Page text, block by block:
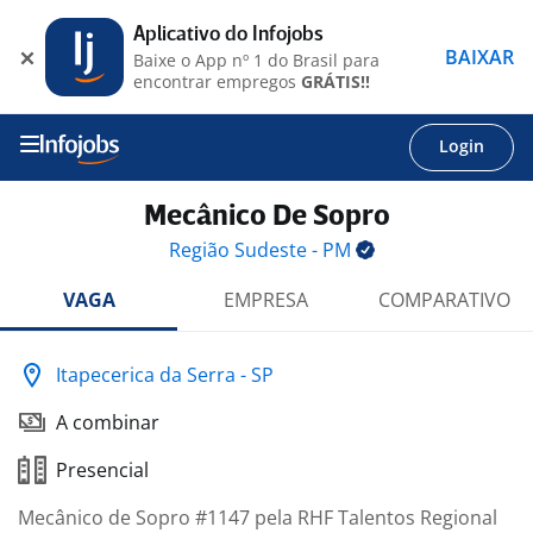
Login
Mecânico De Sopro
Região Sudeste - PM
VAGA
EMPRESA COMPARATIVO
Itapecerica da Serra - SP
A combinar
Presencial
Mecânico de Sopro #1147 pela RHF Talentos Regional
Aplicativo do Infojobs
Baixe o App nº 1 do Brasil para
encontrar empregos GRÁTIS!!
BAIXAR